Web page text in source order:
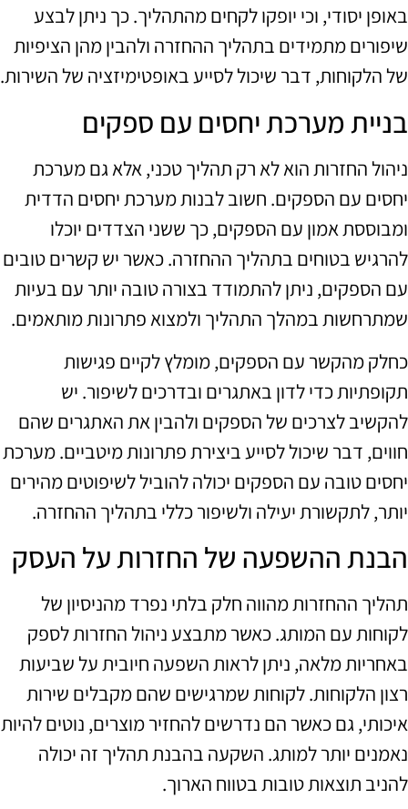
באופן יסודי, וכי יופקו לקחים מהתהליך. כך ניתן לבצע
שיפורים מתמידים בתהליך ההחזרה ולהבין מהן הציפיות
של הלקוחות, דבר שיכול לסייע באופטימיזציה של השירות.
בניית מערכת יחסים עם ספקים
ניהול החזרות הוא לא רק תהליך טכני, אלא גם מערכת
יחסים עם הספקים. חשוב לבנות מערכת יחסים הדדית
ומבוססת אמון עם הספקים, כך ששני הצדדים יוכלו
להרגיש בטוחים בתהליך ההחזרה. כאשר יש קשרים טובים
עם הספקים, ניתן להתמודד בצורה טובה יותר עם בעיות
שמתרחשות במהלך התהליך ולמצוא פתרונות מותאמים.
כחלק מהקשר עם הספקים, מומלץ לקיים פגישות
תקופתיות כדי לדון באתגרים ובדרכים לשיפור. יש
להקשיב לצרכים של הספקים ולהבין את האתגרים שהם
חווים, דבר שיכול לסייע ביצירת פתרונות מיטביים. מערכת
יחסים טובה עם הספקים יכולה להוביל לשיפוטים מהירים
יותר, לתקשורת יעילה ולשיפור כללי בתהליך ההחזרה.
הבנת ההשפעה של החזרות על העסק
תהליך ההחזרות מהווה חלק בלתי נפרד מהניסיון של
לקוחות עם המותג. כאשר מתבצע ניהול החזרות לספק
באחריות מלאה, ניתן לראות השפעה חיובית על שביעות
רצון הלקוחות. לקוחות שמרגישים שהם מקבלים שירות
איכותי, גם כאשר הם נדרשים להחזיר מוצרים, נוטים להיות
נאמנים יותר למותג. השקעה בהבנת תהליך זה יכולה
להניב תוצאות טובות בטווח הארוך.